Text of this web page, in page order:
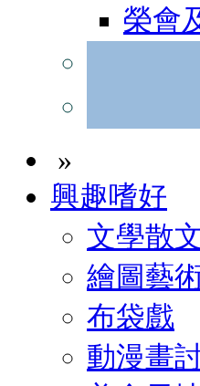
榮會
»
興趣嗜好
文學散
繪圖藝
布袋戲
動漫畫